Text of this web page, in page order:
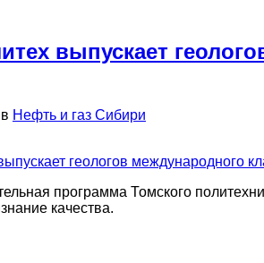
выпускает
Нефть и газ Сибири
программа Томского
качества.